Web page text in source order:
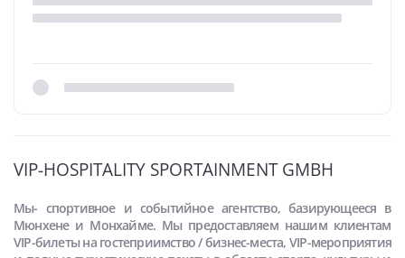
VIP-HOSPITALITY SPORTAINMENT GMBH
Мы- cпортивное и событийное агентство, базирующееся в
Мюнхене и Монхайме. Мы предоставляем нашим клиентам
VIP-билеты на гостеприимство / бизнес-места, VIP-мероприятия